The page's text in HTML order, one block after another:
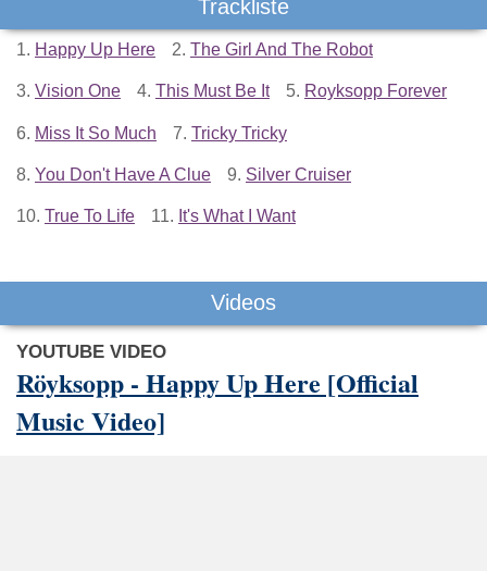
Trackliste
1. Happy Up Here 2. The Girl And The Robot
3. Vision One 4. This Must Be It 5. Royksopp Forever
6. Miss It So Much 7. Tricky Tricky
8. You Don't Have A Clue 9. Silver Cruiser
10. True To Life 11. It's What I Want
Videos
YOUTUBE VIDEO
Röyksopp - Happy Up Here [Official
Music Video]